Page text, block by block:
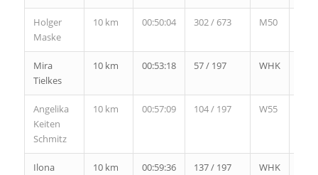
Holger
Maske
10 km 00:50:04 302 / 673 M50
Mira
Tielkes
10 km 00:53:18 57 / 197 WHK
Angelika
Keiten
Schmitz
10 km 00:57:09 104 / 197 W55
Ilona
10 km 00:59:36 137 / 197 WHK